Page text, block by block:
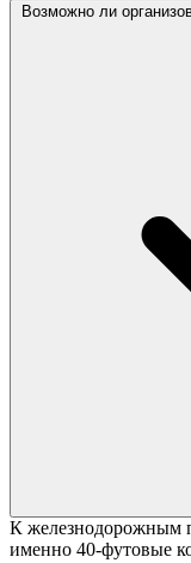
Возможно ли
К железнодорожным
именно 40-футовые